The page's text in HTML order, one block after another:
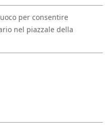
per consentire
nel piazzale della